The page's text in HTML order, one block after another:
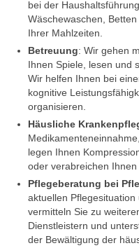
bei der
Wäschewaschen,
Ihrer Mahlzeiten.
Betreuung: Wir gehen
Ihnen Spiele, lesen und
Wir helfen Ihnen bei
kognitive
organisieren.
Häusliche
legen Ihnen
oder verabreichen Ihnen
Pflegeberatung bei
aktuellen Pflegesituation
vermitteln Sie zu
Dienstleistern und
der Bewältigung der